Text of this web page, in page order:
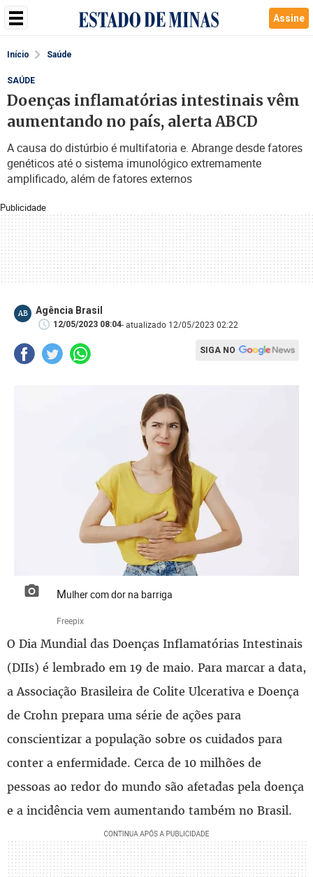
Assine
Início Saúde
Publicidade
SAÚDE
Doenças inflamatórias intestinais vêm
aumentando no país, alerta ABCD
A causa do distúrbio é multifatoria e. Abrange desde fatores
genéticos até o sistema imunológico extremamente
amplificado, além de fatores externos
AB Agência Brasil
12/05/2023 08:04- atualizado 12/05/2023 02:22
SIGA NO
Mulher com dor na barriga
Freepix
O Dia Mundial das Doenças Inflamatórias Intestinais
(DIIs) é lembrado em 19 de maio. Para marcar a data,
a Associação Brasileira de Colite Ulcerativa e Doença
de Crohn prepara uma série de ações para
conscientizar a população sobre os cuidados para
conter a enfermidade. Cerca de 10 milhões de
pessoas ao redor do mundo são afetadas pela doença
e a incidência vem aumentando também no Brasil.